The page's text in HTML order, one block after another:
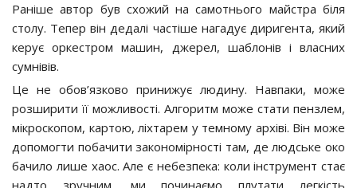
Раніше автор був схожий на самотнього майстра біля
столу. Тепер він дедалі частіше нагадує диригента, який
керує оркестром машин, джерел, шаблонів і власних
сумнівів.
Це не обов’язково принижує людину. Навпаки, може
розширити її можливості. Алгоритм може стати пензлем,
мікроскопом, картою, ліхтарем у темному архіві. Він може
допомогти побачити закономірності там, де людське око
бачило лише хаос. Але є небезпека: коли інструмент стає